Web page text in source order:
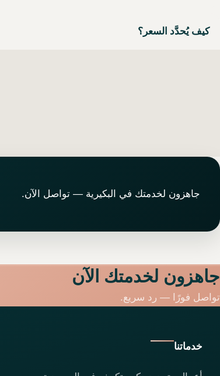
كيف يُحدَّد السعر؟
جاهزون لخدمتك في البكيرية — تواصل الآن.
جاهزون لخدمتك الآن
تواصل فورًا — رد سريع.
خدماتنا